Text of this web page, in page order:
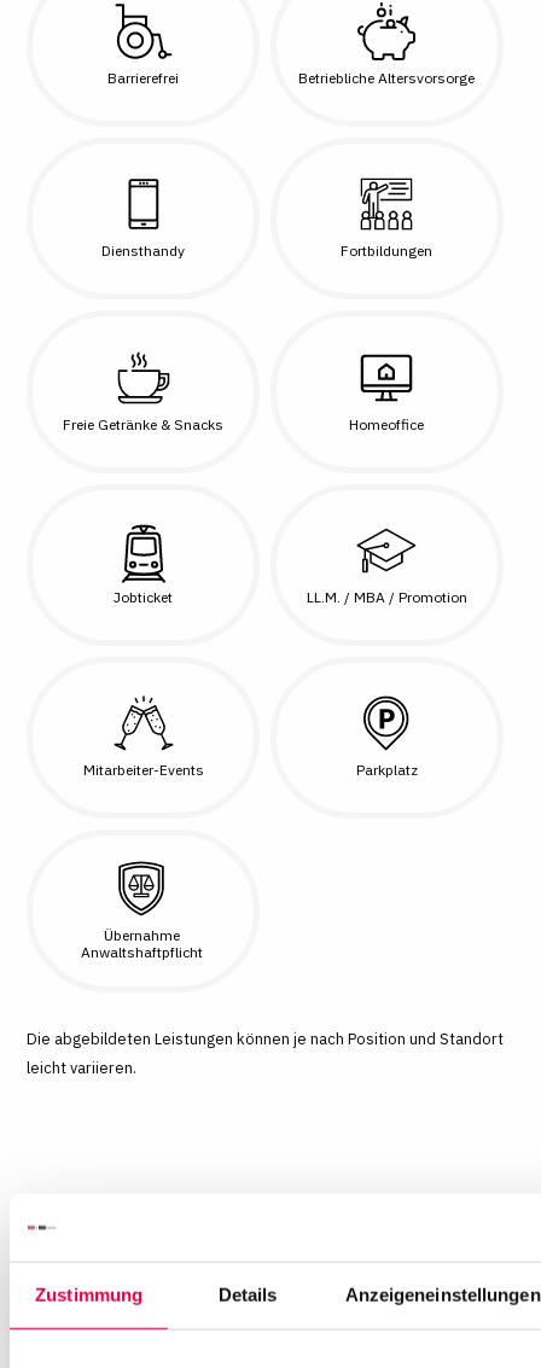
Zustimmung Details Anzeigeneinstellungen
Barrierefrei Betriebliche Altersvorsorge
Diensthandy Fortbildungen
Freie Getränke & Snacks Homeoffice
Jobticket LL.M. / MBA / Promotion
Mitarbeiter-Events Parkplatz
Übernahme
Anwaltshaftpflicht
Die abgebildeten Leistungen können je nach Position und Standort
leicht variieren.